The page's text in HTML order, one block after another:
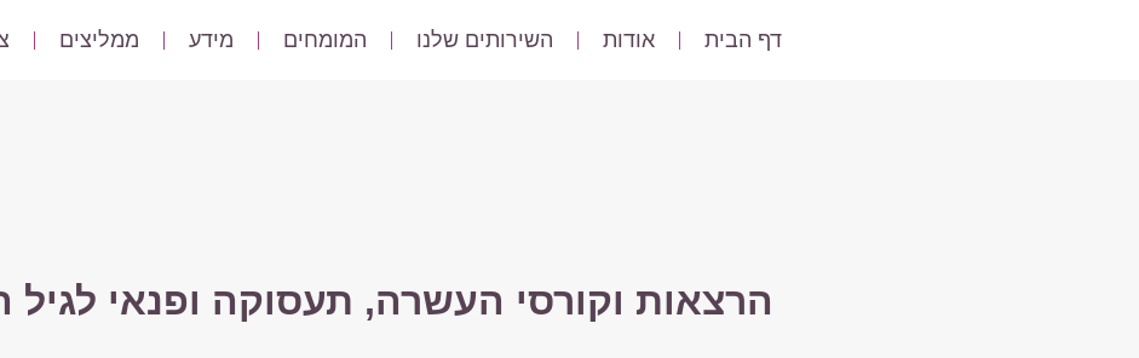
דף הבית אודות השירותים שלנו המומחים מידע ממליצים
הרצאות וקורסי העשרה, תעסוקה ופנאי לגיל